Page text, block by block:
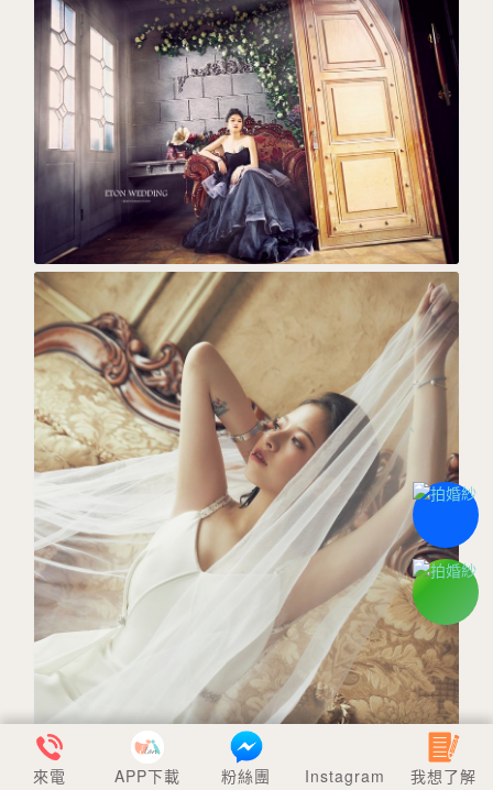
來電 APP下載 粉絲團 Instagram 我想了解